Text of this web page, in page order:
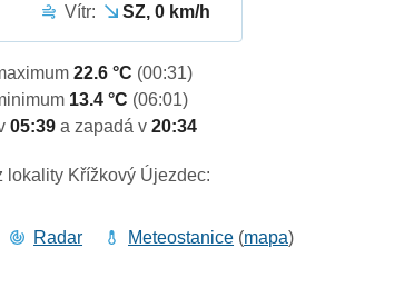
Vítr:
SZ, 0 km/h
22.6 °C (00:31)
13.4 °C (06:01)
05:39a zapadá v20:34
lokality Křížkový Újezdec:
Radar Meteostanice (mapa)